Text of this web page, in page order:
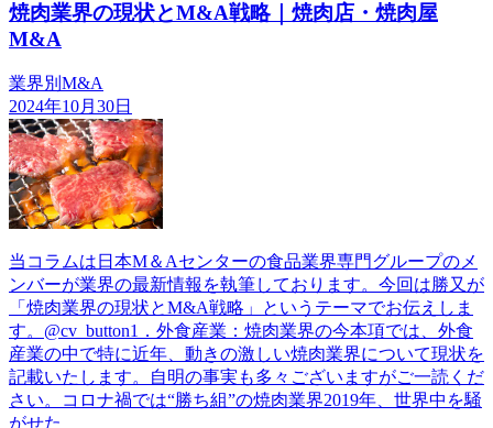
焼肉業界の現状とM&A戦略｜焼肉店・焼肉屋
M&A
業界別M&A
2024年10月30日
当コラムは日本М＆Aセンターの食品業界専門グループのメ
ンバーが業界の最新情報を執筆しております。今回は勝又が
「焼肉業界の現状とM&A戦略」というテーマでお伝えしま
す。@cv_button1．外食産業：焼肉業界の今本項では、外食
産業の中で特に近年、動きの激しい焼肉業界について現状を
記載いたします。自明の事実も多々ございますがご一読くだ
さい。コロナ禍では“勝ち組”の焼肉業界2019年、世界中を騒
がせた